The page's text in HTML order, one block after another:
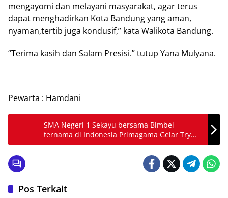
mengayomi dan melayani masyarakat, agar terus
dapat menghadirkan Kota Bandung yang aman,
nyaman,tertib juga kondusif,” kata Walikota Bandung.
“Terima kasih dan Salam Presisi.” tutup Yana Mulyana.
Pewarta : Hamdani
SMA Negeri 1 Sekayu bersama Bimbel
ternama di Indonesia Primagama Gelar Try
Out UTBK 2023
Pos Terkait